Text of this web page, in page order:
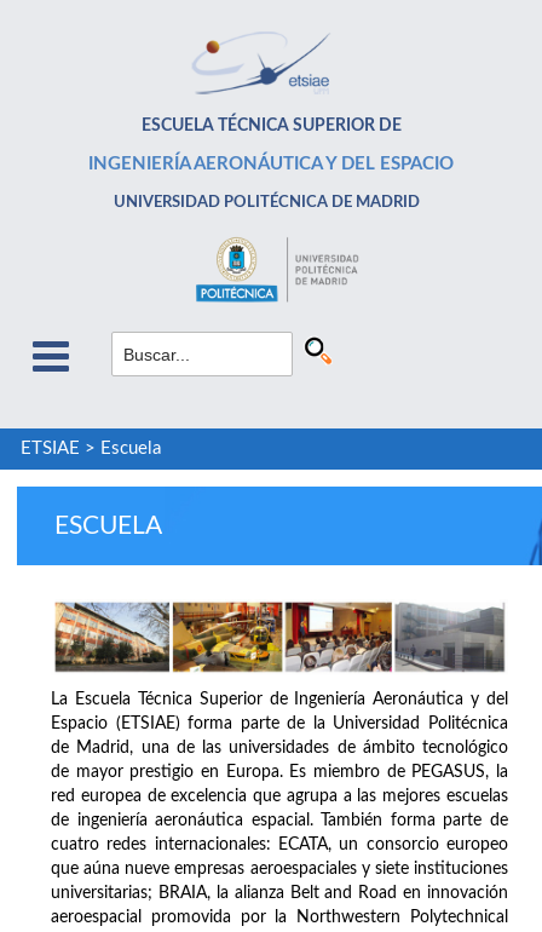
ESCUELA TÉCNICA SUPERIOR DE
INGENIERÍA AERONÁUTICA Y DEL ESPACIO
UNIVERSIDAD POLITÉCNICA DE MADRID
ETSIAE > Escuela
ESCUELA
La Escuela Técnica Superior de Ingeniería Aeronáutica y del
Espacio (ETSIAE) forma parte de la Universidad Politécnica
de Madrid, una de las universidades de ámbito tecnológico
de mayor prestigio en Europa. Es miembro de PEGASUS, la
red europea de excelencia que agrupa a las mejores escuelas
de ingeniería aeronáutica espacial. También forma parte de
cuatro redes internacionales: ECATA, un consorcio europeo
que aúna nueve empresas aeroespaciales y siete instituciones
universitarias; BRAIA, la alianza Belt and Road en innovación
aeroespacial promovida por la Northwestern Polytechnical